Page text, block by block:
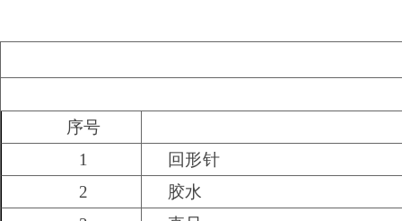
序号
1
回形针
2
胶水